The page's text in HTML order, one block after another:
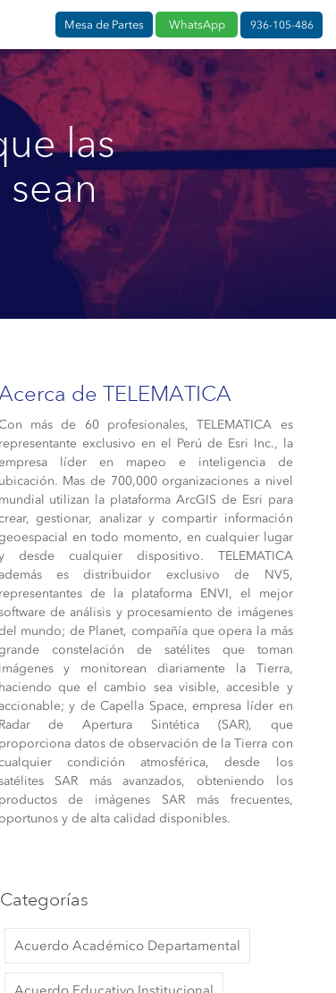
Mesa de Partes WhatsApp 936-105-486
las
de TELEMATICA
más de 60 profesionales, TELEMATICA es
representante exclusivo en el Perú de Esri Inc., la
líder en mapeo e inteligencia de
ubicación. Mas de 700,000 organizaciones a nivel
mundial utilizan la plataforma ArcGIS de Esri para
gestionar, analizar y compartir información
en todo momento, en cualquier lugar
desde cualquier dispositivo. TELEMATICA
es distribuidor exclusivo de NV5,
representantes de la plataforma ENVI, el mejor
software de análisis y procesamiento de imágenes
mundo; de Planet, compañía que opera la más
constelación de satélites que toman
imágenes y monitorean diariamente la Tierra,
haciendo que el cambio sea visible, accesible y
y de Capella Space, empresa líder en
Radar de Apertura Sintética (SAR), que
proporciona datos de observación de la Tierra con
condición atmosférica, desde los
satélites SAR más avanzados, obteniendo los
productos de imágenes SAR más frecuentes,
y de alta calidad disponibles.
Categorías
Acuerdo Académico Departamental